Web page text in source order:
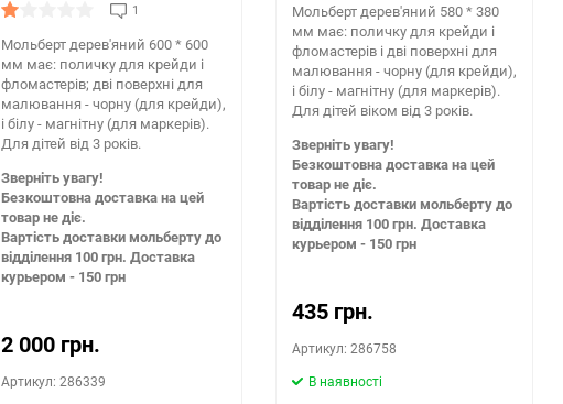
1
Мольберт дерев'яний 600 * 600
мм має: поличку для крейди і
фломастерів; дві поверхні для
малювання - чорну (для крейди),
і білу - магнітну (для маркерів).
Для дітей від 3 років.
Зверніть увагу!
Безкоштовна доставка на цей
товар не діє.
Вартість доставки мольберту до
відділення 100 грн. Доставка
курьером - 150 грн
2 000 грн.
Артикул: 286339
Мольберт дерев'яний 580 * 380
мм має: поличку для крейди і
фломастерів і дві поверхні для
малювання - чорну (для крейди),
і білу - магнітну (для маркерів).
Для дітей віком від 3 років.
Зверніть увагу!
Безкоштовна доставка на цей
товар не діє.
Вартість доставки мольберту до
відділення 100 грн. Доставка
курьером - 150 грн
435 грн.
Артикул: 286758
В наявності